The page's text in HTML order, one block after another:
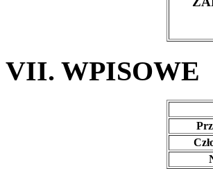
VII. WPISOWE